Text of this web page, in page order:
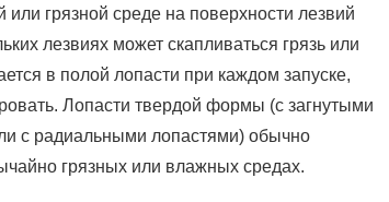
грязной среде на поверхности лезвий
лезвиях может скапливаться грязь или
в полой лопасти при каждом запуске,
Лопасти твердой формы (с загнутыми
с радиальными лопастями) обычно
грязных или влажных средах.